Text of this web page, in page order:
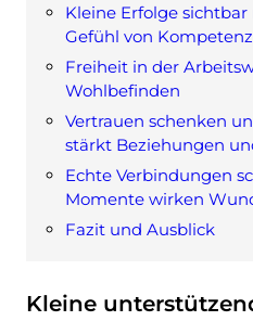
Kleine Erfolge
Gefühl von Kompetenz
Freiheit in der
Wohlbefinden
Vertrauen schenken
stärkt Beziehungen
Echte Verbindungen
Momente wirken
Fazit und Ausblick
Kleine